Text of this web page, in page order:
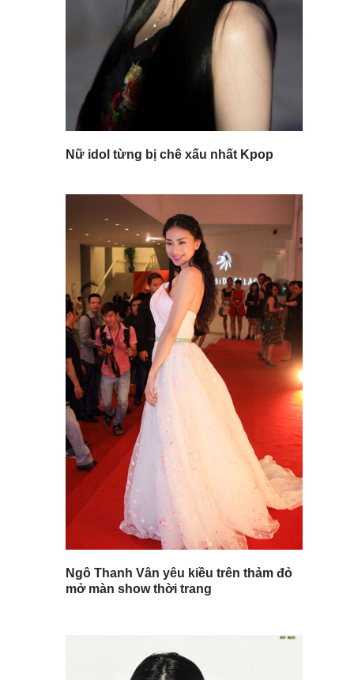
Nữ idol từng bị chê xấu nhất Kpop
Ngô Thanh Vân yêu kiều trên thảm đỏ
mở màn show thời trang